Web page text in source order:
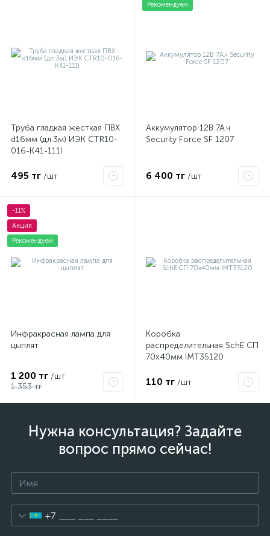
Труба гладкая жесткая ПВХ
d16мм (дл.3м) ИЭК CTR10-
016-K41-111I
495 тг /шт
Рекомендуем
Аккумулятор 12В 7А.ч
Security Force SF 1207
6 400 тг /шт
-11%
Акция
Рекомендуем
Инфракрасная лампа для
цыплят
1 200 тг /шт
1 353 тг
Коробка
распределительная SchE СП
70х40мм IMT35120
110 тг /шт
Нужна консультация? Задайте
вопрос прямо сейчас!
+7